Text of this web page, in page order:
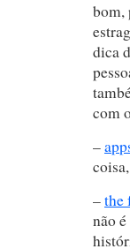
bom,
dica
com
–
–the
não